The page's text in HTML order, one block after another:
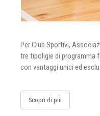
Per Club Sportivi,
tre tipoligie di programma
con vantaggi unici ed
Scopri di più